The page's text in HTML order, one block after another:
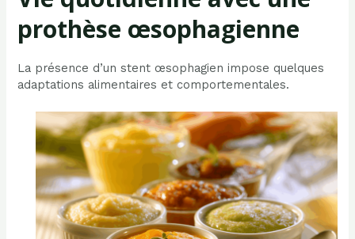
prothèse œsophagienne
La présence d’un stent œsophagien impose quelques
adaptations alimentaires et comportementales.